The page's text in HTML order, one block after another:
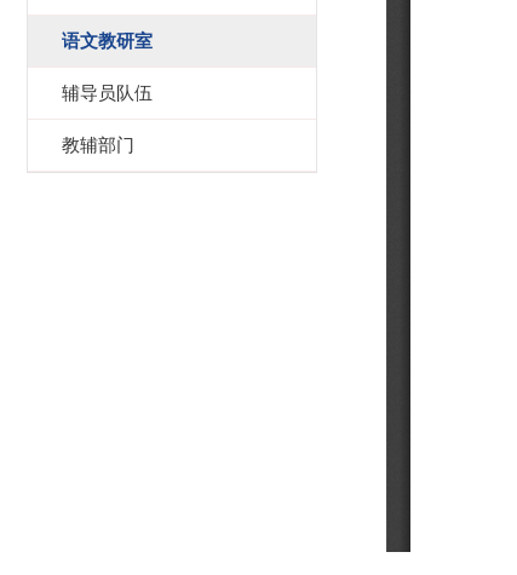
语文教研室
辅导员队伍
教辅部门